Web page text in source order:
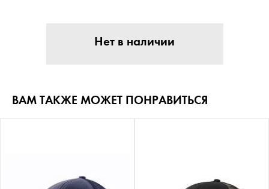
Нет в наличии
ВАМ ТАКЖЕ МОЖЕТ ПОНРАВИТЬСЯ